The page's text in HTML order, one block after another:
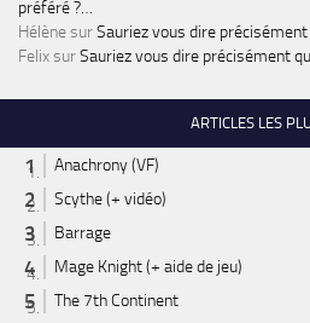
préféré ?…
HélènesurSauriez vous dire
FelixsurSauriez vous dire précisément
ARTICLES LES
Anachrony (VF)
Scythe (+ vidéo)
Barrage
Mage Knight (+ aide de jeu)
The 7th Continent